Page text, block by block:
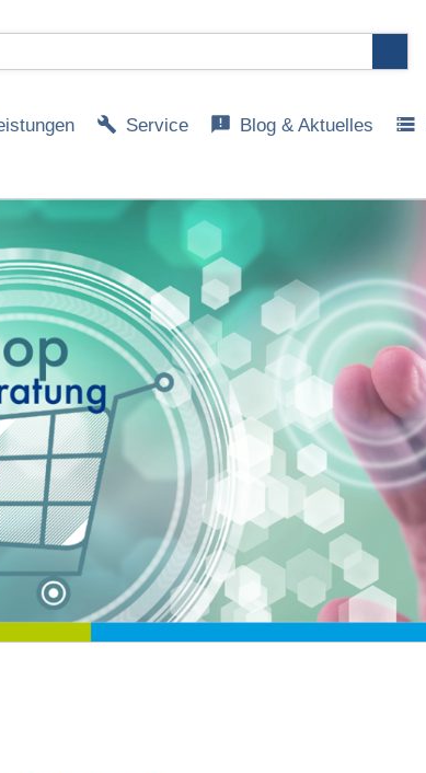
Service Blog & Aktuelles